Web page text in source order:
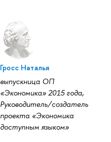
Гросс Наталья
выпускница ОП
«Экономика» 2015 года,
Руководитель/создатель
проекта «Экономика
доступным языком»